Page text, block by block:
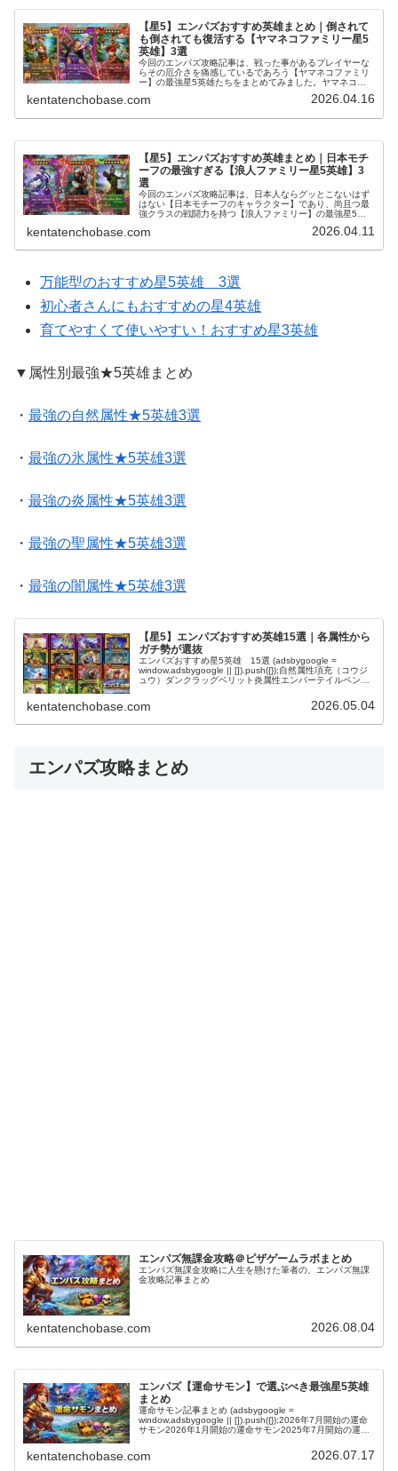
【星5】エンパズおすすめ英雄まとめ｜倒されて
も倒されても復活する【ヤマネコファミリー星5
英雄】3選
今回のエンパズ攻略記事は、戦った事があるプレイヤーな
らその厄介さを痛感しているであろう【ヤマネコファミリ
ー】の最強星5英雄たちをまとめてみました。ヤマネコフ
力を秘めています。※復活の仕組み…
kentatenchobase.com 2026.04.16
【星5】エンパズおすすめ英雄まとめ｜日本モチ
ーフの最強すぎる【浪人ファミリー星5英雄】3
選
今回のエンパズ攻略記事は、日本人ならグッとこないはず
はない【日本モチーフのキャラクター】であり、尚且つ最
強クラスの戦闘力を持つ【浪人ファミリー】の最強星5英
め (adsbygoogle =…
kentatenchobase.com 2026.04.11
万能型のおすすめ星5英雄 3選
初心者さんにもおすすめの星4英雄
育てやすくて使いやすい！おすすめ星3英雄
▼属性別最強★5英雄まとめ
・ 最強の自然属性★5英雄3選
・ 最強の氷属性★5英雄3選
・ 最強の炎属性★5英雄3選
・ 最強の聖属性★5英雄3選
・ 最強の闇属性★5英雄3選
【星5】エンパズおすすめ英雄15選｜各属性から
ガチ勢が選抜
エンパズおすすめ星5英雄 15選 (adsbygoogle =
window.adsbygoogle || []).push({});自然属性項充（コウジ
ュウ）ダンクラッグベリット炎属性エンバーテイルペンデ
kentatenchobase.com 2026.05.04
エンパズ攻略まとめ
エンパズ無課金攻略＠ピザゲームラボまとめ
エンパズ無課金攻略に人生を懸けた筆者の、エンパズ無課
金攻略記事まとめ
kentatenchobase.com 2026.08.04
エンパズ【運命サモン】で選ぶべき最強星5英雄
まとめ
運命サモン記事まとめ (adsbygoogle =
window.adsbygoogle || []).push({});2026年7月開始の運命
サモン2026年1月開始の運命サモン2025年7月開始の運命
kentatenchobase.com 2026.07.17